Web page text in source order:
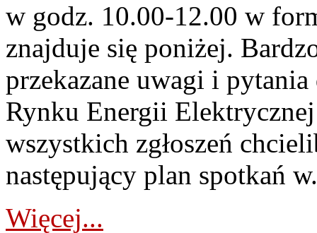
w godz. 10.00-12.00 w
znajduje się poniżej.
przekazane uwagi i
Rynku Energii
wszystkich zgłoszeń
następujący plan spotkań
Więcej...